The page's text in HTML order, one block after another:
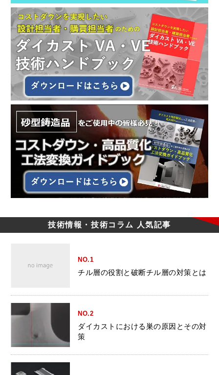
技術情報・技術コラム 人気記事
NO.1
チル層の役割と破断チル層の対策とは
NO.2
ダイカストにおける巣の原因とその対
策